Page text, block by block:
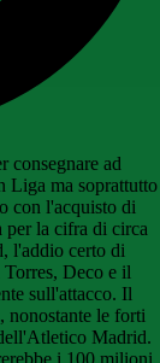
consegnare ad
Liga ma soprattutto
con l'acquisto di
per la cifra di circa
l'addio certo di
Deco e il
sull'attacco. Il
nonostante le forti
Madrid.